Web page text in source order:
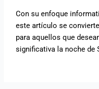
Con su enfoque
este artículo se
para aquellos que
significativa la noche de